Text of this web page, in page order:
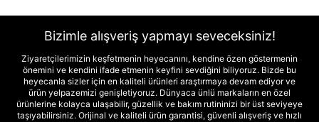
Bizimle alışveriş yapmayı seveceksiniz!
Ziyaretçilerimizin keşfetmenin heyecanını, kendine özen göstermenin
önemini ve kendini ifade etmenin keyfini sevdiğini biliyoruz. Bizde bu
heyecanla sizler için en kaliteli ürünleri araştırmaya devam ediyor ve
ürün yelpazemizi genişletiyoruz. Dünyaca ünlü markaların en özel
ürünlerine kolayca ulaşabilir, güzellik ve bakım rutininizi bir üst seviyeye
taşıyabilirsiniz. Orijinal ve kaliteli ürün garantisi, güvenli alışveriş ve hızlı